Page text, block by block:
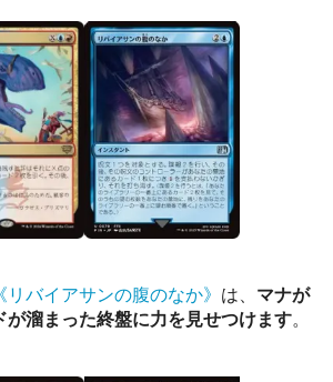
《リバイアサンの腹のなか》 は、 マナが
が溜まった終盤に力を見せつけます。